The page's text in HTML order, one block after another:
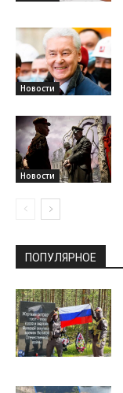
Новости
Новости
ПОПУЛЯРНОЕ